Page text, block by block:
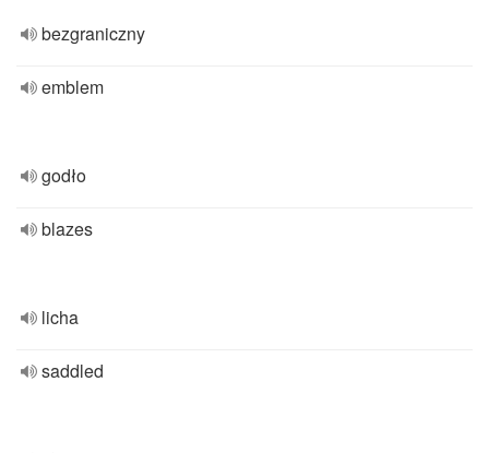
bezgraniczny
emblem
godło
blazes
licha
saddled